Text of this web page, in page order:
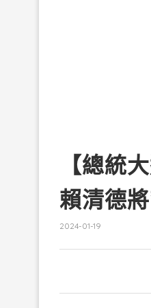
【總統
賴清德
2024-01-19